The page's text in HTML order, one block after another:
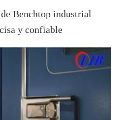
Benchtop industrial
y confiable